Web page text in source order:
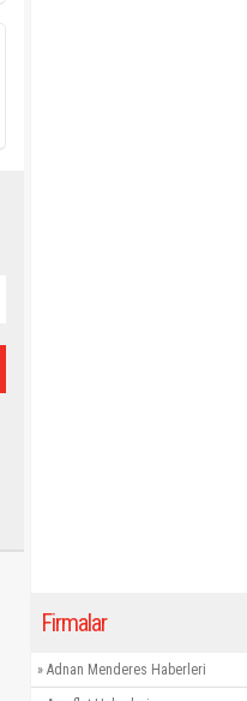
Firmalar
» Adnan Menderes Haberleri